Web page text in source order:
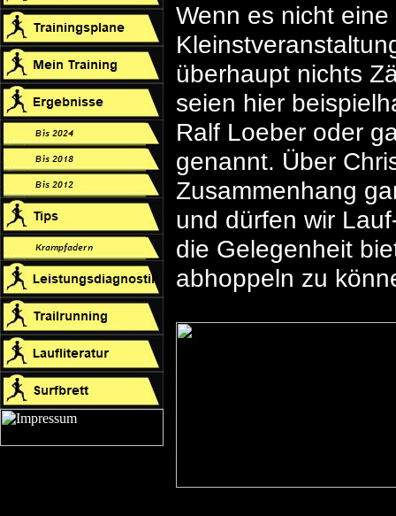
Wenn es nicht
überhaupt nichts
seien hier
Ralf Loeber oder
genannt. Über
Zusammenhang
und dürfen wir
die Gelegenheit
abhoppeln zu